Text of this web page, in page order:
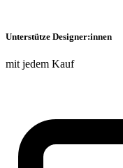
Unterstütze Designer:innen
mit jedem Kauf